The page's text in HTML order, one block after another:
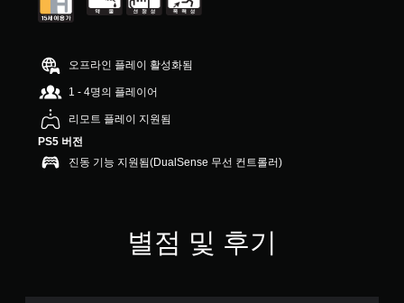
균
개
별
오프라인 플레이 활성화됨
1 - 4명의 플레이어
리모트 플레이 지원됨
PS5 버전
진동 기능 지원됨(DualSense 무선 컨트롤러)
별점 및 후기